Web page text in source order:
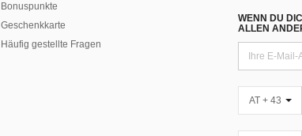
Bonuspunkte
Geschenkkarte
Häufig gestellte Fragen
WENN DU
ALLEN
AT + 43